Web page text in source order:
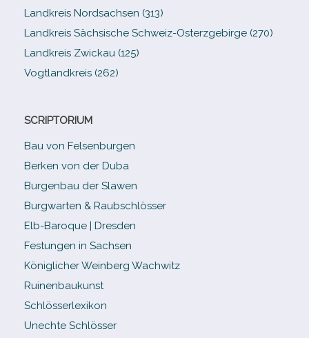
Landkreis Nordsachsen (313)
Landkreis Sächsische Schweiz-​Osterzgebirge (270)
Landkreis Zwickau (125)
Vogtlandkreis (262)
SCRIPTORIUM
Bau von Felsenburgen
Berken von der Duba
Burgenbau der Slawen
Burgwarten & Raubschlösser
Elb-​Baroque | Dresden
Festungen in Sachsen
Königlicher Weinberg Wachwitz
Ruinenbaukunst
Schlösserlexikon
Unechte Schlösser